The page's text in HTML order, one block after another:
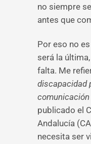
no siempre
antes que
Por eso no
será la
falta. Me
discapacidad
comunicación
publicado el
Andalucía
necesita ser